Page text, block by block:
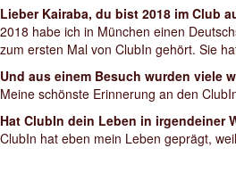
Lieber Kairaba, du bist 2018 im Club
2018 habe ich in München einen
zum ersten Mal von ClubIn gehört. Sie
Und aus einem Besuch wurden viele
Meine schönste Erinnerung an den
Hat ClubIn dein Leben in irgendeiner
ClubIn hat eben mein Leben geprägt,